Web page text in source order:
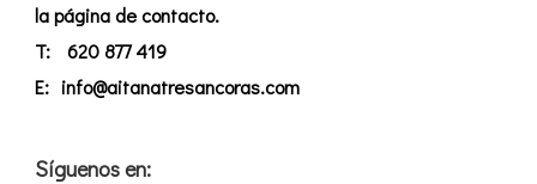
la página de contacto.
T:
620 877 419
E: info@aitanatresancoras.com
Síguenos en: